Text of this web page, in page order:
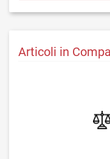
Articoli in